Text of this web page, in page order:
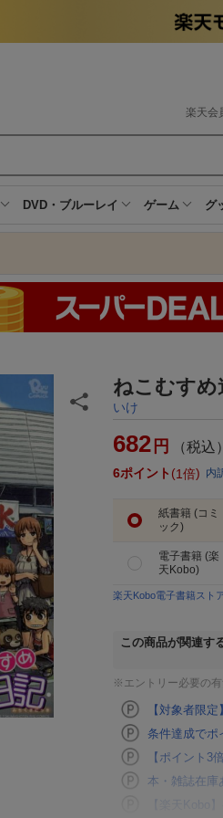
楽天会
DVD・ブルーレイ ゲーム グ
ねこむす
いけ
682 円 （税込
6ポイント 1倍 内
紙書籍 (コミ
ック)
電子書籍 (楽
天Kobo)
楽天Kobo電子書籍スト
この商品が関連す
※エントリー必要の有
【対象者限
条件達成でポ
【ポイント3
本・雑誌在庫
【楽天Kobo